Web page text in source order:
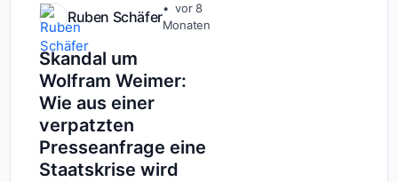
Ruben Schäfer
vor 8
Monaten
Skandal um
Wolfram Weimer:
Wie aus einer
verpatzten
Presseanfrage eine
Staatskrise wird